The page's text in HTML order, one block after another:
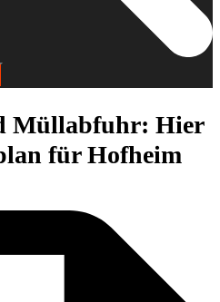
Müllabfuhr: Hier
für Hofheim